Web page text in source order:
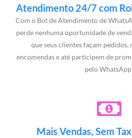
Atendimento 24/7 com
Com o Bot de Atendimento de
perde nenhuma oportunidade de
que seus clientes façam pedidos,
encomendas e até participem de
pelo
Mais Vendas, Sem